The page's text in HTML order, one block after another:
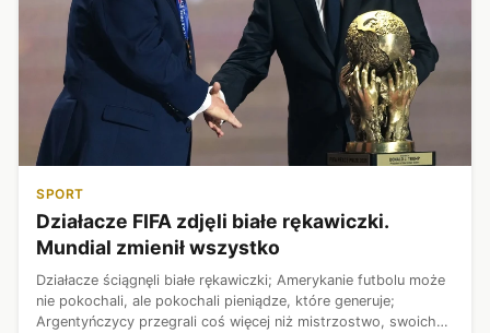
SPORT
Działacze FIFA zdjęli białe rękawiczki.
Mundial zmienił wszystko
Działacze ściągnęli białe rękawiczki; Amerykanie futbolu może
nie pokochali, ale pokochali pieniądze, które generuje;
Argentyńczycy przegrali coś więcej niż mistrzostwo, swoich